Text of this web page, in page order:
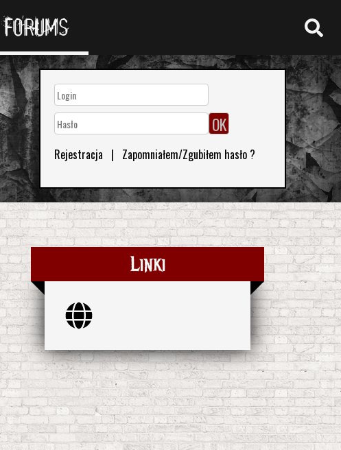
FORUMS
Rejestracja | Zapomniałem/Zgubiłem hasło ?
Linki